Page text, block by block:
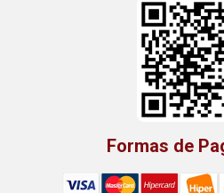
Formas de